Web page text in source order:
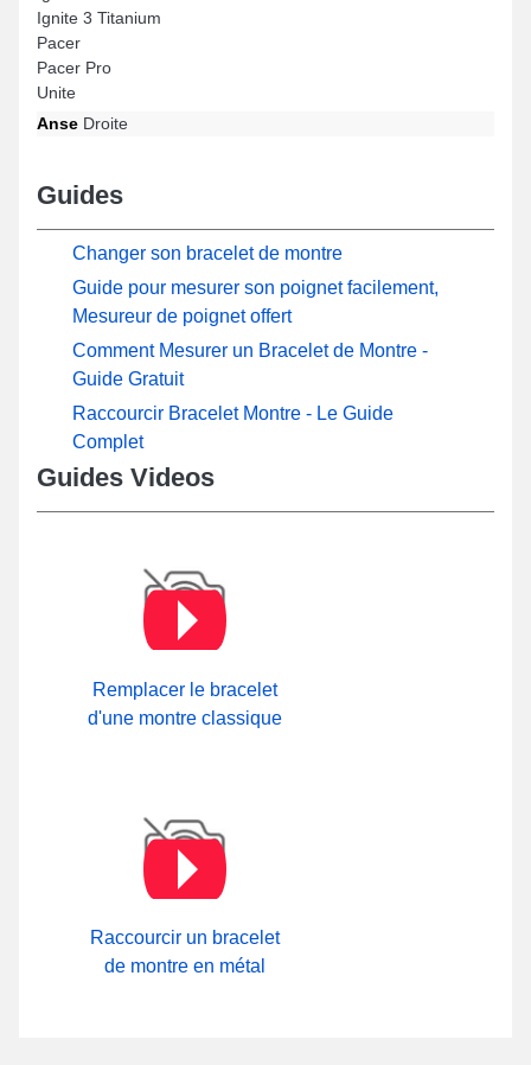
Ignite 3 Titanium
Pacer
Pacer Pro
Unite
Anse Droite
Guides
Changer son bracelet de montre
Guide pour mesurer son poignet facilement,
Mesureur de poignet offert
Comment Mesurer un Bracelet de Montre -
Guide Gratuit
Raccourcir Bracelet Montre - Le Guide
Complet
Guides Videos
Remplacer le bracelet
d'une montre classique
Raccourcir un bracelet
de montre en métal